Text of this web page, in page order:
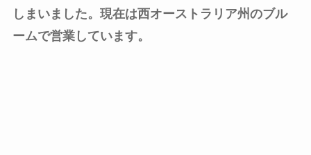
しまいました。現在は西オーストラリア州のブル
ームで営業しています。